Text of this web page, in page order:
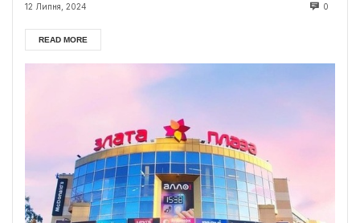
12 Липня, 2024 0
READ MORE